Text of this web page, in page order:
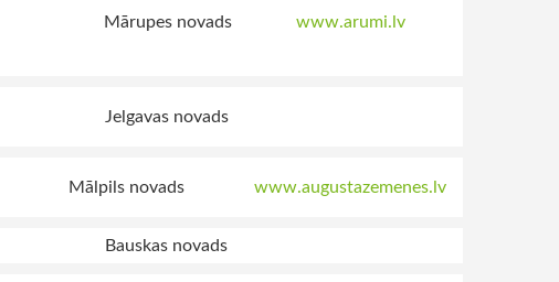
Mārupes novads www.arumi.lv
Jelgavas novads
Mālpils novads www.augustazemenes.lv
Bauskas novads